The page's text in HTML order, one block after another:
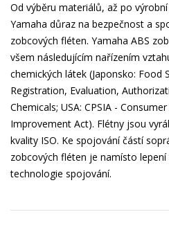
Od výběru materiálů, až po
Yamaha důraz na bezpečnost a
zobcových fléten. Yamaha ABS
všem následujícím nařízením
chemických látek (Japonsko: Food
Registration, Evaluation,
Chemicals; USA: CPSIA -
Improvement Act). Flétny jsou
kvality ISO. Ke spojování částí
zobcových fléten je namísto
technologie spojování.